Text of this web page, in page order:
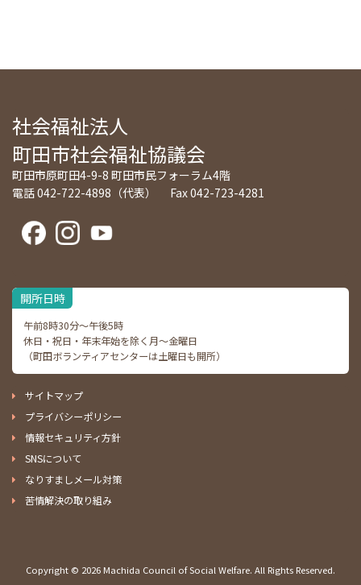
社会福祉法人
町田市社会福祉協議会
町田市原町田4-9-8 町田市民フォーラム4階
電話 042-722-4898（代表） Fax 042-723-4281
開所日時
午前8時30分～午後5時
休日・祝日・年末年始を除く月～金曜日
（町田ボランティアセンターは土曜日も開所）
サイトマップ
プライバシーポリシー
情報セキュリティ方針
SNSについて
なりすましメール対策
苦情解決の取り組み
Copyright © 2026 Machida Council of Social Welfare. All Rights Reserved.